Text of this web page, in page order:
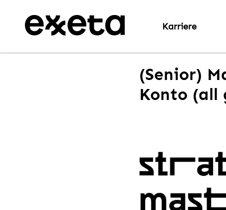
Karriere
(Senior)
Konto (all